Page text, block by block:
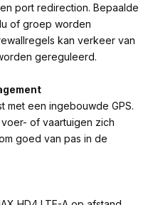
port redirection. Bepaalde
of groep worden
kan verkeer van
gereguleerd.
met een ingebouwde GPS.
of vaartuigen zich
goed van pas in de